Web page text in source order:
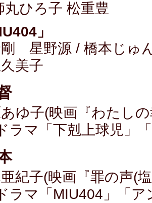
丸ひろ子 松重豊
」
剛 星野源 / 橋本じゅ
美子
ゆ子(映画『わたし
ラマ「下剋上球児」
紀子(映画『罪の声(
ラマ「MIU404」「